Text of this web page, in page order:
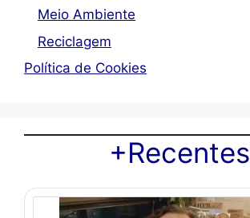
Meio Ambiente
Reciclagem
Política de Cookies
+Recentes